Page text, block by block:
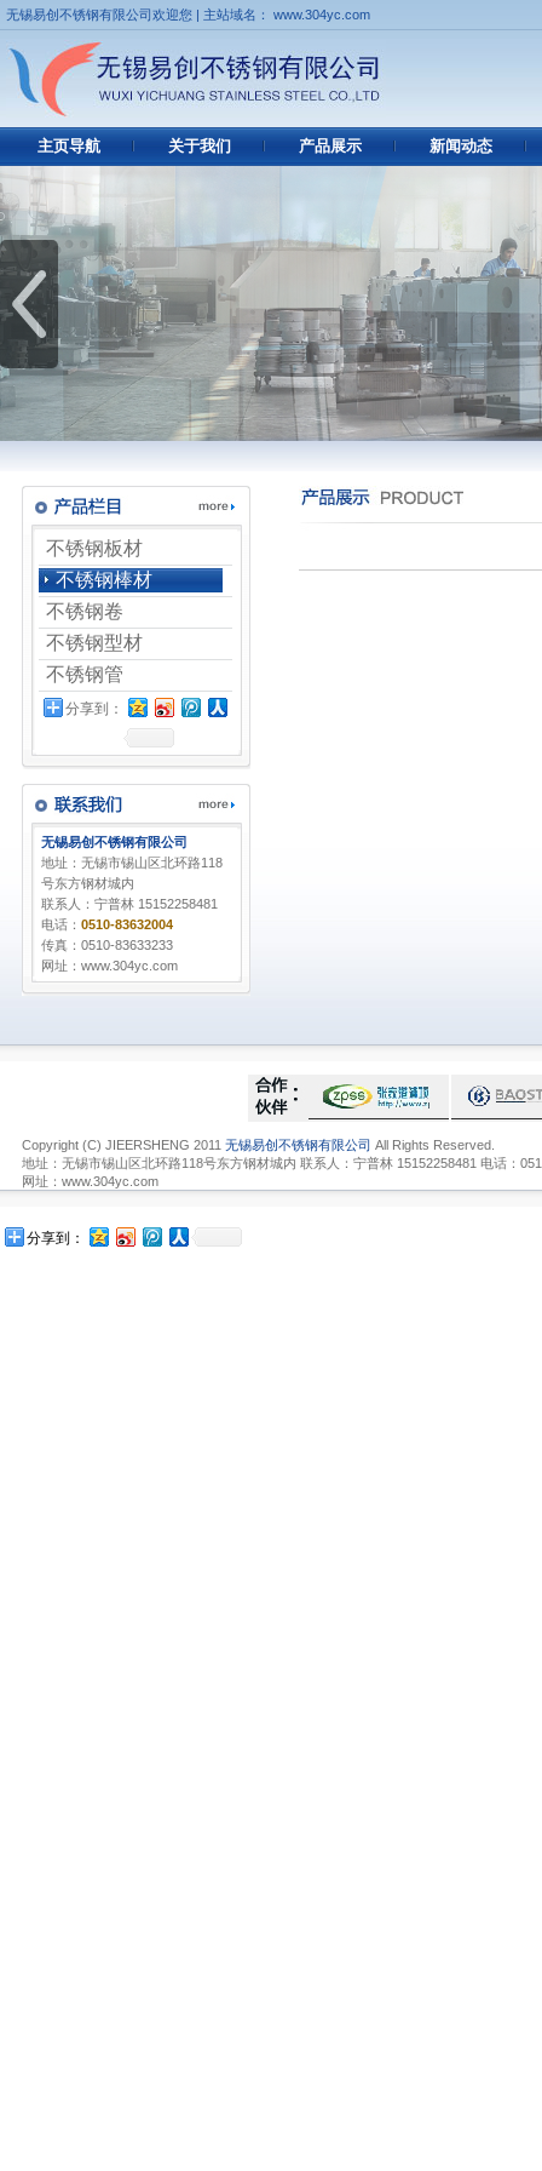
无锡易创不锈钢有限公司欢迎您 | 主站域名： www.304yc.com
主页导航 关于我们 产品展示 新闻动态
不锈钢板材
不锈钢棒材
不锈钢卷
不锈钢型材
不锈钢管
分享到：
无锡易创不锈钢有限公司
地址：无锡市锡山区北环路118
号东方钢材城内
联系人：宁普林 15152258481
电话： 0510-83632004
传真：0510-83633233
网址：www.304yc.com
Copyright (C) JIEERSHENG 2011 无锡易创不锈钢有限公司 All Rights Reserved.
地址：无锡市锡山区北环路118号东方钢材城内 联系人：宁普林 15152258481 电话：
网址：www.304yc.com
分享到：